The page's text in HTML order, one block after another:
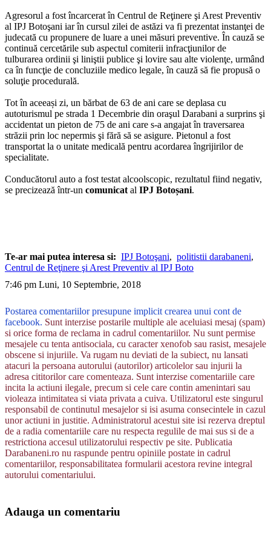
Agresorul a fost încarcerat în Centrul de Reţinere şi Arest Preventiv
al IPJ Botoşani iar în cursul zilei de astăzi va fi prezentat instanţei de
judecată cu propunere de luare a unei măsuri preventive. În cauză se
continuă cercetările sub aspectul comiterii infracţiunilor de
tulburarea ordinii şi liniştii publice şi lovire sau alte violenţe, urmând
ca în funcţie de concluziile medico legale, în cauză să fie propusă o
soluţie procedurală.
Tot în aceeași zi, un bărbat de 63 de ani care se deplasa cu
autoturismul pe strada 1 Decembrie din oraşul Darabani a surprins şi
accidentat un pieton de 75 de ani care s-a angajat în traversarea
străzii prin loc nepermis şi fără să se asigure. Pietonul a fost
transportat la o unitate medicală pentru acordarea îngrijirilor de
specialitate.
Conducătorul auto a fost testat alcoolscopic, rezultatul fiind negativ,
se precizează într-un comunicat al IPJ Botoșani.
Te-ar mai putea interesa si: IPJ Botoşani, politistii darabaneni,
Centrul de Reţinere şi Arest Preventiv al IPJ Boto
7:46 pm Luni, 10 Septembrie, 2018
Postarea comentariilor presupune implicit crearea unui cont de
facebook. Sunt interzise postarile multiple ale aceluiasi mesaj (spam)
si orice forma de reclama in cadrul comentariilor. Nu sunt permise
mesajele cu tenta antisociala, cu caracter xenofob sau rasist, mesajele
obscene si injuriile. Va rugam nu deviati de la subiect, nu lansati
atacuri la persoana autorului (autorilor) articolelor sau injurii la
adresa cititorilor care comenteaza. Sunt interzise comentariile care
incita la actiuni ilegale, precum si cele care contin amenintari sau
violeaza intimitatea si viata privata a cuiva. Utilizatorul este singurul
responsabil de continutul mesajelor si isi asuma consecintele in cazul
unor actiuni in justitie. Administratorul acestui site isi rezerva dreptul
de a radia comentariile care nu respecta regulile de mai sus si de a
restrictiona accesul utilizatorului respectiv pe site. Publicatia
Darabaneni.ro nu raspunde pentru opiniile postate in cadrul
comentariilor, responsabilitatea formularii acestora revine integral
autorului comentariului.
Adauga un comentariu